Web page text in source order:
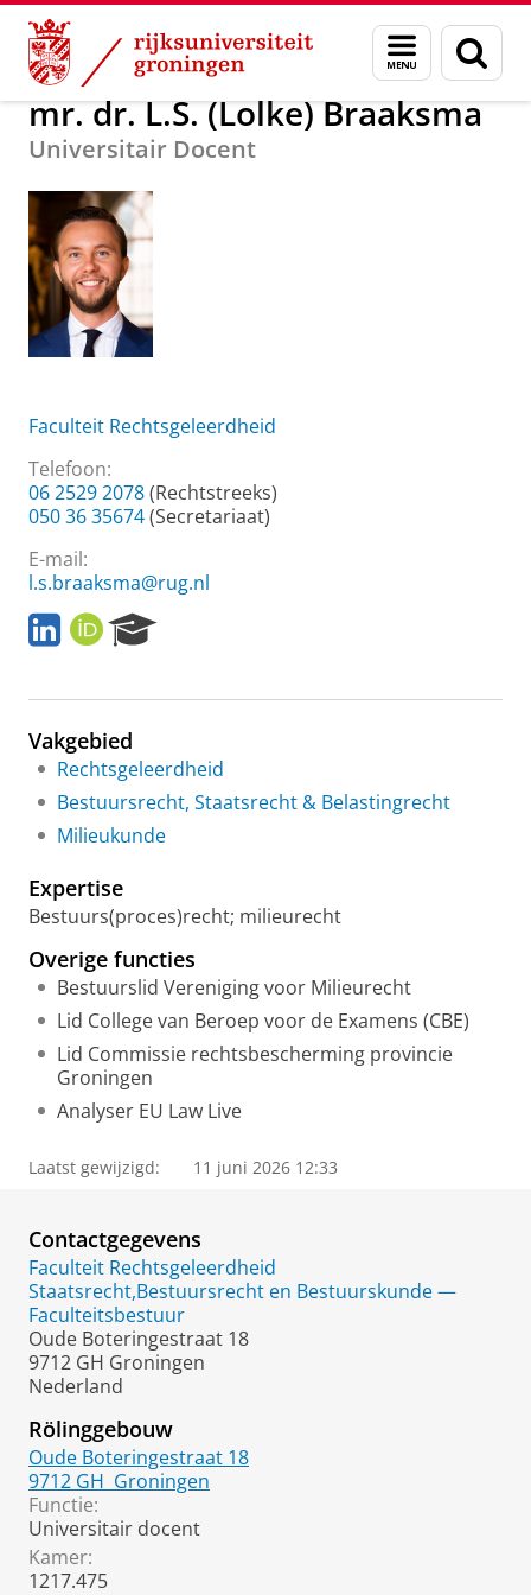
Skip
Content
Skip
Navigation
Menu
en
zoeken
Over ons mr. dr. L.S. (Lolke) Braaksma
mr. dr. L.S. (Lolke) Braaksma
Universitair Docent
Faculteit Rechtsgeleerdheid
Telefoon:
06 2529 2078(Rechtstreeks)
050 36 35674(Secretariaat)
E-mail:
l.s.braaksma@rug.nl
L
i
k
d
i
n
O
R
I
e
c
h
P
o
a
Vakgebied
Rechtsgeleerdheid
Bestuursrecht, Staatsrecht & Belastingrecht
Milieukunde
Expertise
Bestuurs(proces)recht; milieurecht
Overige functies
Bestuurslid Vereniging voor Milieurecht
Lid College van Beroep voor de Examens (CBE)
Lid Commissie rechtsbescherming provincie
Groningen
Analyser EU Law Live
Laatst gewijzigd: 11 juni 2026 12:33
Contactgegevens
Faculteit Rechtsgeleerdheid
Staatsrecht,Bestuursrecht en Bestuurskunde —
Faculteitsbestuur
Oude Boteringestraat 18
9712 GH Groningen
Nederland
Rölinggebouw
Oude Boteringestraat 18
9712 GH Groningen
Functie:
Universitair docent
Kamer:
1217.475